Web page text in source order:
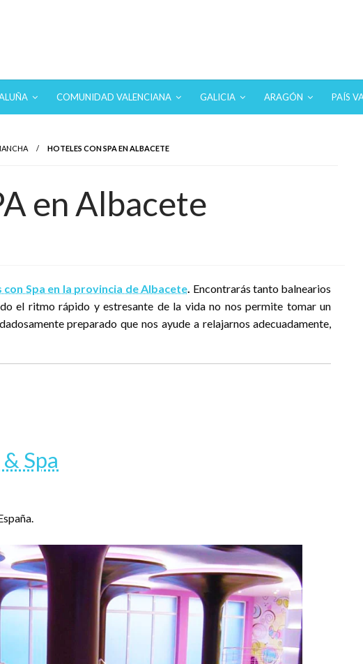
y hoteles con SPA en los destinos más turísticos.
COMUNIDAD VALENCIANA GALICIA ARAGÓN PAÍS
HOTELES CON SPA EN ALBACETE
en Albacete
con Spa en la provincia de Albacete. Encontrarás tanto balnearios
el ritmo rápido y estresante de la vida no nos permite tomar un
preparado que nos ayude a relajarnos adecuadamente,
Spa